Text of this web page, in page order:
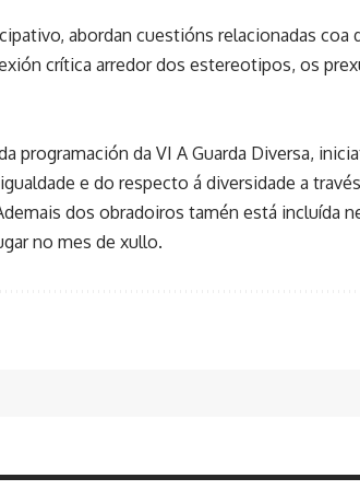
abordan cuestións relacionadas coa
crítica arredor dos estereotipos, os
programación da VI A Guarda Diversa,
e do respecto á diversidade a
dos obradoiros tamén está incluída
no mes de xullo.